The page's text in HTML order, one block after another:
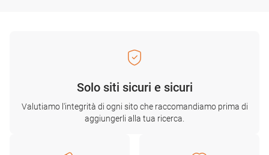
Solo siti sicuri e sicuri
Valutiamo l'integrità di ogni sito che raccomandiamo prima di
aggiungerli alla tua ricerca.